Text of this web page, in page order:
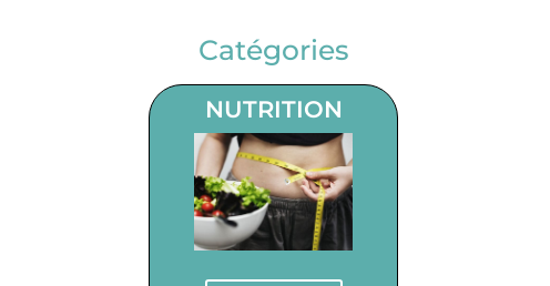
Catégories
NUTRITION